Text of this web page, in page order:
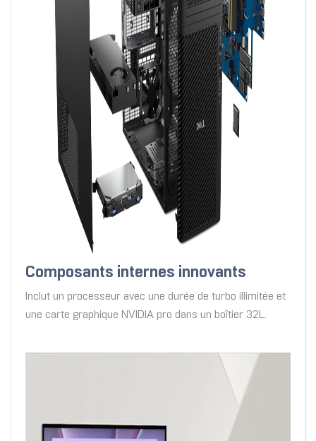
Composants internes innovants
Inclut un processeur avec une durée de turbo illimitée et
une carte graphique NVIDIA pro dans un boîtier 32L.